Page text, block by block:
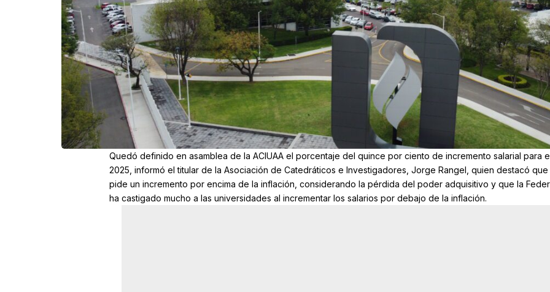
Quedó definido en asamblea de la ACIUAA el porcentaje del quince por ciento de incremento salarial para
2025, informó el titular de la Asociación de Catedráticos e Investigadores, Jorge Rangel, quien destacó que
pide un incremento por encima de la inflación, considerando la pérdida del poder adquisitivo y que la
ha castigado mucho a las universidades al incrementar los salarios por debajo de la inflación.